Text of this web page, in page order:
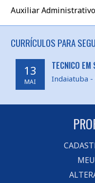
Auxiliar Administrativo
CURRÍCULOS PARA
13
MAI
TECNICO EM
Indaiatuba -